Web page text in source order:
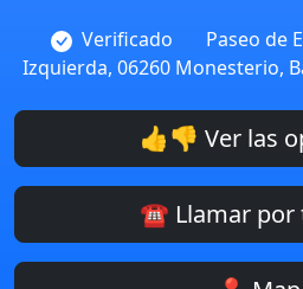
Verificado
Paseo de
Izquierda, 06260 Monesterio,
👍👎 Ver las
☎️ Llamar por